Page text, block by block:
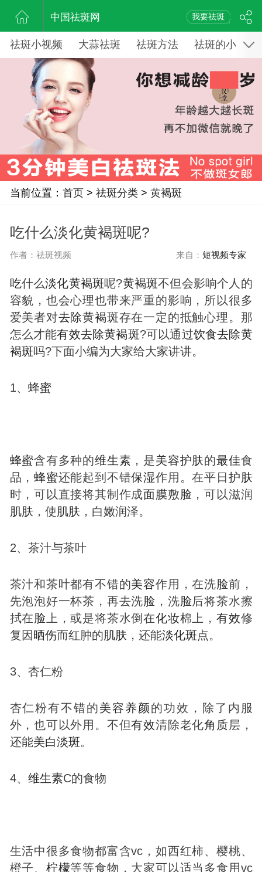
中国祛斑网 我要祛斑
祛斑小视频 大蒜祛斑 祛斑方法 祛斑的小窍门
当前位置： 首页> 祛斑分类> 黄褐斑
吃什么淡化黄褐斑呢?
作者：祛斑视频 来自： 短视频专家
吃什么淡化黄褐斑呢?黄褐斑不但会影响个人的
容貌，也会心理也带来严重的影响，所以很多
爱美者对去除黄褐斑存在一定的抵触心理。那
怎么才能有效去除黄褐斑?可以通过饮食去除黄
褐斑吗?下面小编为大家给大家讲讲。
1、 蜂蜜
蜂蜜含有多种的维生素 ，是美容护肤的最佳食
品，蜂蜜还能起到不错保湿作用。在平日 护肤
时，可以直接将其制作成面膜敷脸 ，可以滋润
肌肤，使肌肤，白嫩润泽。
2、茶汁与茶叶
茶汁和茶叶都有不错的美容作用，在洗脸前，
先泡泡好一杯茶，再去洗脸 ，洗脸后将茶水擦
拭在脸 上，或是将茶水倒在化妆棉上， 有效修
复因晒伤而红肿的肌肤，还能淡化斑点。
3、杏仁粉
杏仁粉有不错的美容养颜的功效，除了内服
外，也可以外用。不但有效清除老化角质层，
还能美白淡斑。
4、 维生素C的食物
生活中很多食物都富含vc，如西红柿、樱桃、
橙子、 柠檬等等食物，大家可以适当多食用vc